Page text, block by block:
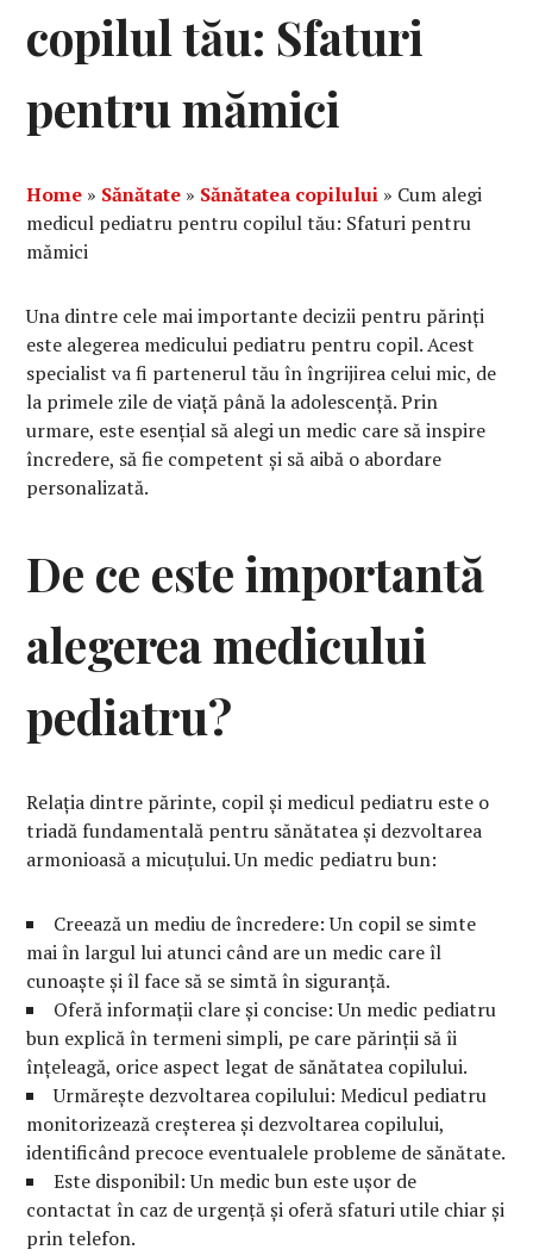
copilul tău: Sfaturi
pentru mămici
Home » Sănătate » Sănătatea copilului » Cum alegi
medicul pediatru pentru copilul tău: Sfaturi pentru
mămici
Una dintre cele mai importante decizii pentru părinți
este alegerea medicului pediatru pentru copil. Acest
specialist va fi partenerul tău în îngrijirea celui mic, de
la primele zile de viață până la adolescență. Prin
urmare, este esențial să alegi un medic care să inspire
încredere, să fie competent și să aibă o abordare
personalizată.
De ce este importantă
alegerea medicului
pediatru?
Relația dintre părinte, copil și medicul pediatru este o
triadă fundamentală pentru sănătatea și dezvoltarea
armonioasă a micuțului. Un medic pediatru bun:
Creează un mediu de încredere: Un copil se simte
mai în largul lui atunci când are un medic care îl
cunoaște și îl face să se simtă în siguranță.
Oferă informații clare și concise: Un medic pediatru
bun explică în termeni simpli, pe care părinții să îi
înțeleagă, orice aspect legat de sănătatea copilului.
Urmărește dezvoltarea copilului: Medicul pediatru
monitorizează creșterea și dezvoltarea copilului,
identificând precoce eventualele probleme de sănătate.
Este disponibil: Un medic bun este ușor de
contactat în caz de urgență și oferă sfaturi utile chiar și
prin telefon.